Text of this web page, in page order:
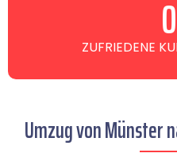
ZUFRIEDENE 0
Umzug von Münster